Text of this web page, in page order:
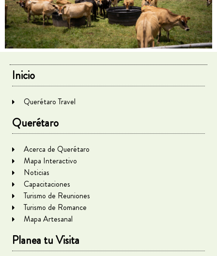
Inicio
Querétaro Travel
Querétaro
Acerca de Querétaro
Mapa Interactivo
Noticias
Capacitaciones
Turismo de Reuniones
Turismo de Romance
Mapa Artesanal
Planea tu Visita